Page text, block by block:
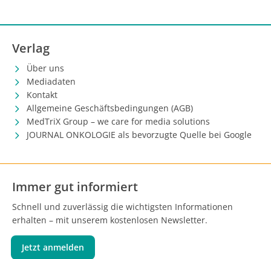
Verlag
Über uns
Mediadaten
Kontakt
Allgemeine Geschäftsbedingungen (AGB)
MedTriX Group – we care for media solutions
JOURNAL ONKOLOGIE als bevorzugte Quelle bei Google
Immer gut informiert
Schnell und zuverlässig die wichtigsten Informationen
erhalten – mit unserem kostenlosen Newsletter.
Jetzt anmelden